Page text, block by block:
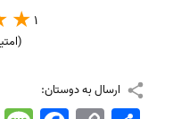
1
ارسال به دوستان:
Facebook Copy اشتراک